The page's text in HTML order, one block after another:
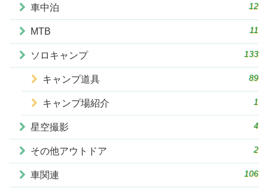
車中泊 12
MTB 11
ソロキャンプ 133
キャンプ道具 89
キャンプ場紹介 1
星空撮影 4
その他アウトドア 2
車関連 106